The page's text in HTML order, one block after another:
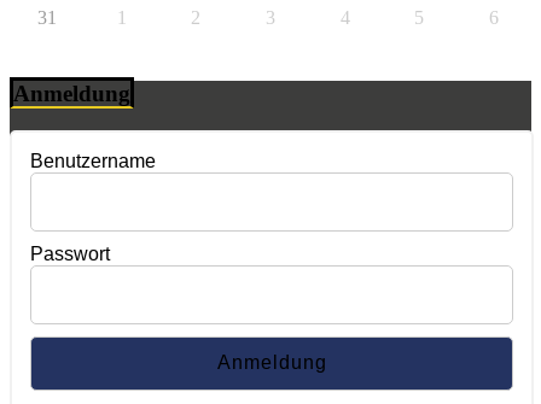
31 1 2 3 4 5 6
Anmeldung
Benutzername
Passwort